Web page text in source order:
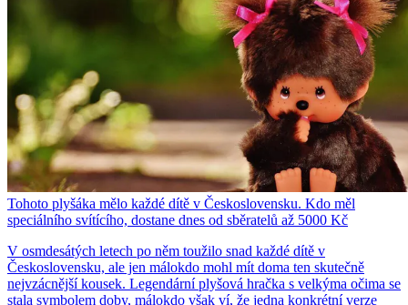
Tohoto plyšáka mělo každé dítě v Československu. Kdo měl
speciálního svítícího, dostane dnes od sběratelů až 5000 Kč
V osmdesátých letech po něm toužilo snad každé dítě v
Československu, ale jen málokdo mohl mít doma ten skutečně
nejvzácnější kousek. Legendární plyšová hračka s velkýma očima se
stala symbolem doby, málokdo však ví, že jedna konkrétní verze